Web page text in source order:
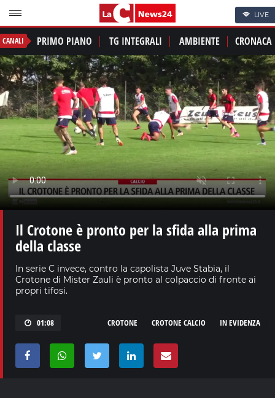
LIVE
CANALI PRIMO PIANO TG INTEGRALI AMBIENTE CRONACA
Il Crotone è pronto per la sfida alla prima
della classe
In serie C invece, contro la capolista Juve Stabia, il
Crotone di Mister Zauli è pronto al colpaccio di fronte ai
propri tifosi.
01:08 IN EVIDENZA
CROTONE CALCIO
CROTONE